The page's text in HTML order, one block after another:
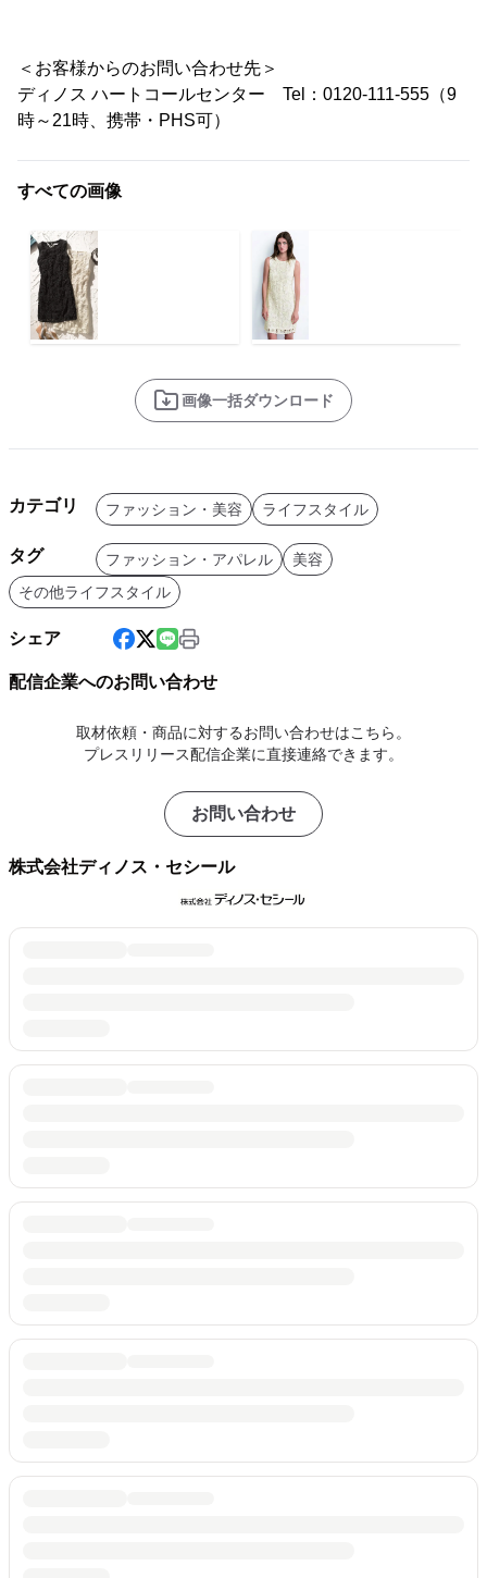
＜お客様からのお問い合わせ先＞
ディノス ハートコールセンター Tel：0120-111-555（9
時～21時、携帯・PHS可）
すべての画像
画像一括ダウンロード
カテゴリ ファッション・美容 ライフスタイル
タグ ファッション・アパレル
美容
その他ライフスタイル
シェア
配信企業へのお問い合わせ
取材依頼・商品に対するお問い合わせはこちら。
プレスリリース配信企業に直接連絡できます。
お問い合わせ
株式会社ディノス・セシール